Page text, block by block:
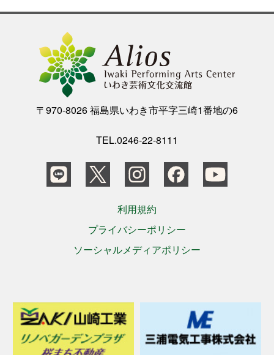
スケジュール
ネーミングライツ・パートナー
〒970-8026 福島県いわき市平字三崎1番地の6
TEL.0246-22-8111
利用規約
プライバシーポリシー
ソーシャルメディアポリシー